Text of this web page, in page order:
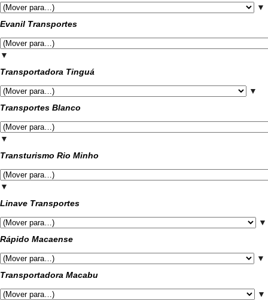
▼
Evanil Transportes
▼
Transportadora Tinguá
▼
Transportes Blanco
▼
Transturismo Rio Minho
▼
Linave Transportes
▼
Rápido Macaense
▼
Transportadora Macabu
▼